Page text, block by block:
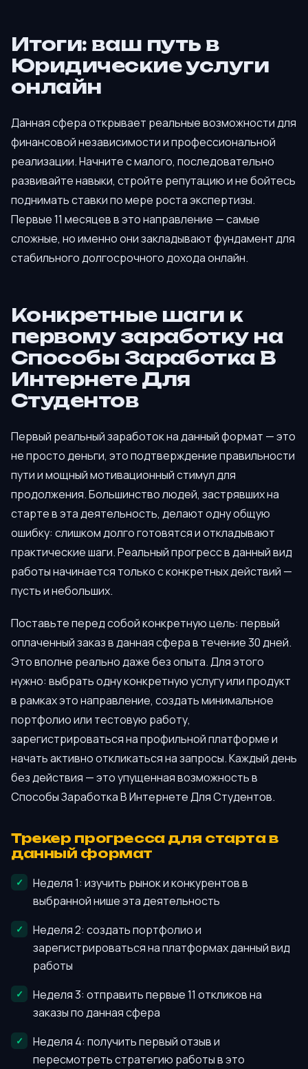
Итоги: ваш путь в
Юридические услуги
онлайн
Данная сфера открывает реальные возможности для
финансовой независимости и профессиональной
реализации. Начните с малого, последовательно
развивайте навыки, стройте репутацию и не бойтесь
поднимать ставки по мере роста экспертизы.
Первые 11 месяцев в это направление — самые
сложные, но именно они закладывают фундамент для
стабильного долгосрочного дохода онлайн.
Конкретные шаги к
первому заработку на
Способы Заработка В
Интернете Для
Студентов
Первый реальный заработок на данный формат — это
не просто деньги, это подтверждение правильности
пути и мощный мотивационный стимул для
продолжения. Большинство людей, застрявших на
старте в эта деятельность, делают одну общую
ошибку: слишком долго готовятся и откладывают
практические шаги. Реальный прогресс в данный вид
работы начинается только с конкретных действий —
пусть и небольших.
Поставьте перед собой конкретную цель: первый
оплаченный заказ в данная сфера в течение 30 дней.
Это вполне реально даже без опыта. Для этого
нужно: выбрать одну конкретную услугу или продукт
в рамках это направление, создать минимальное
портфолио или тестовую работу,
зарегистрироваться на профильной платформе и
начать активно откликаться на запросы. Каждый день
без действия — это упущенная возможность в
Способы Заработка В Интернете Для Студентов.
Трекер прогресса для старта в
данный формат
Неделя 1: изучить рынок и конкурентов в
выбранной нише эта деятельность
Неделя 2: создать портфолио и
зарегистрироваться на платформах данный вид
работы
Неделя 3: отправить первые 11 откликов на
заказы по данная сфера
Неделя 4: получить первый отзыв и
пересмотреть стратегию работы в это